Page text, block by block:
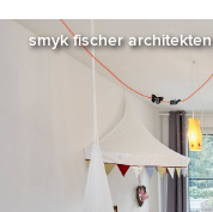
smyk fischer architekten